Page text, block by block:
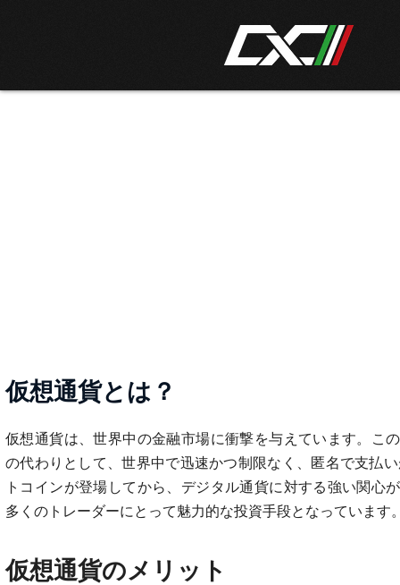
仮想通貨とは？
仮想通貨は、世界中の金融市場に衝撃を与えています。こ
の代わりとして、世界中で迅速かつ制限なく、匿名で支払
トコインが登場してから、デジタル通貨に対する強い関心
多くのトレーダーにとって魅力的な投資手段となっています
仮想通貨のメリット